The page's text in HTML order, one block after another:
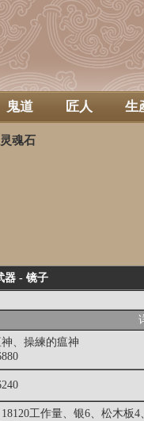
鬼道 匠人 生
魂石
器 - 镜子
、操練的瘟神
18120工作量、银6、松木板